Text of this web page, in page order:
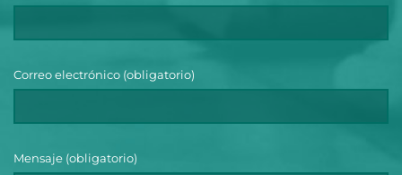
Correo electrónico (obligatorio)
Mensaje (obligatorio)